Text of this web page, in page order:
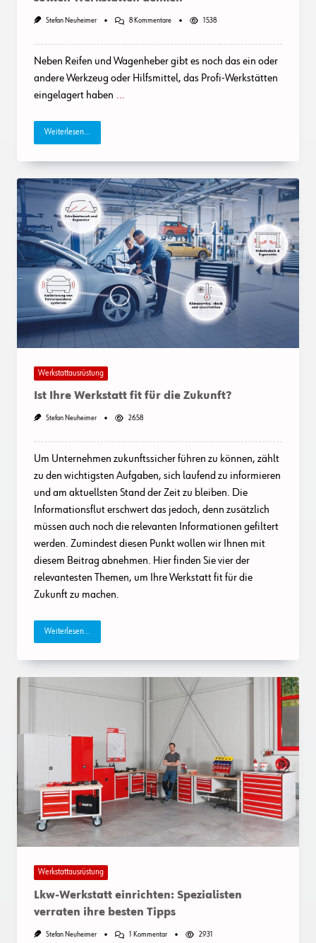
Stefan Neuheimer 8 KommentareZu
5
Problemlöser
Sollten
1538
Neben Reifen und Wagenheber gibt es noch das ein oder
andere Werkzeug oder Hilfsmittel, das Profi-Werkstätten
eingelagert haben ...
Weiterlesen...
Werkstattausrüstung
Ist Ihre Werkstatt fit für die Zukunft?
Stefan Neuheimer 2658
Um Unternehmen zukunftssicher führen zu können, zählt
zu den wichtigsten Aufgaben, sich laufend zu informieren
und am aktuellsten Stand der Zeit zu bleiben. Die
Informationsflut erschwert das jedoch, denn zusätzlich
müssen auch noch die relevanten Informationen gefiltert
werden. Zumindest diesen Punkt wollen wir Ihnen mit
diesem Beitrag abnehmen. Hier finden Sie vier der
relevantesten Themen, um Ihre Werkstatt fit für die
Zukunft zu machen.
Weiterlesen...
Werkstattausrüstung
Lkw-Werkstatt einrichten: Spezialisten
verraten ihre besten Tipps
Stefan Neuheimer 1 KommentarZu
2931